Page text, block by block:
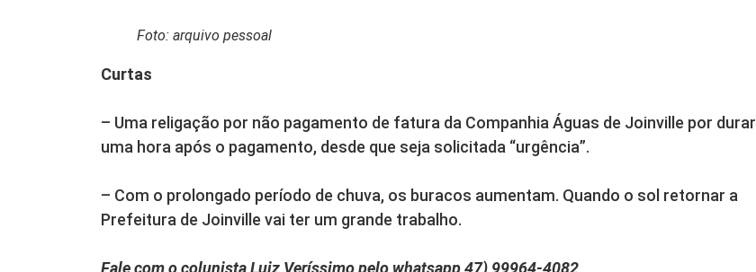
Foto: arquivo pessoal
Curtas
– Uma religação por não pagamento de fatura da Companhia Águas de Joinville por durar
uma hora após o pagamento, desde que seja solicitada “urgência”.
– Com o prolongado período de chuva, os buracos aumentam. Quando o sol retornar a
Prefeitura de Joinville vai ter um grande trabalho.
Fale com o colunista Luiz Veríssimo pelo whatsapp 47) 99964‑4082